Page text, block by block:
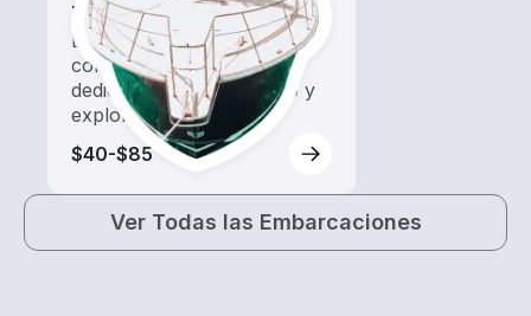
Tours
Explora las aguas locales
con un alquiler de barco
dedicado a hacer turismo y
exploración.
$40-$85
Ver Todas las Embarcaciones